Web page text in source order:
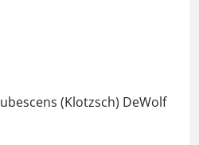
(Klotzsch) DeWolf